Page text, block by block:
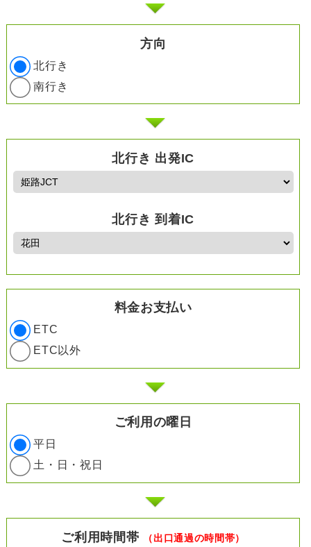
方向
北行き
南行き
北行き 出発IC
北行き 到着IC
料金お支払い
ETC
ETC以外
ご利用の曜日
平日
土・日・祝日
ご利用時間帯 （出口通過の時間帯）